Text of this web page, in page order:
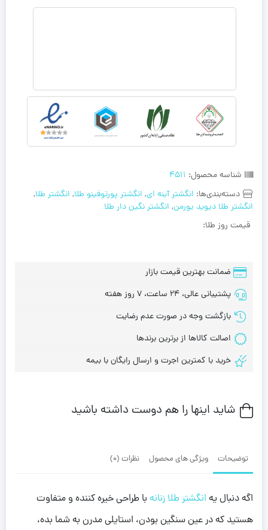
شناسه محصول: 4511
دسته‌بندی‌ها: انگشتر آینه ای, انگشتر پورتوفینو طلا, انگشتر طلا,
انگشتر طلا دیوید یورمن, انگشتر نگین دار طلا
قیمت روز طلا:
ضمانت بهترین قیمت بازار
پشتیبانی عالی، 24 ساعت، 7 روز هفته
بازگشت وجه در صورت عدم رضایت
اصالت کالاها از برترین برندها
خرید با کمترین اجرت و ارسال رایگان با بیمه
شاید اینها را هم دوست داشته باشید
توضیحات ویژگی های محصول نظرات (0)
اگه دنبال یه انگشتر طلا زنانه با طراحی خیره کننده و متفاوت
هستید که در عین سنگین بودن، استایلی مدرن به شما بده،